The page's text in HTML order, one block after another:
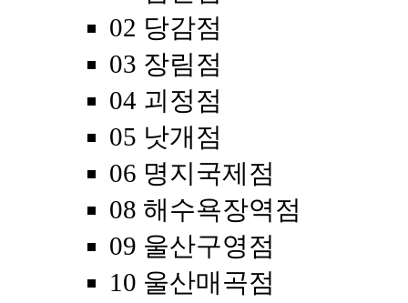
02 당감점
03 장림점
04 괴정점
05 낫개점
06 명지국제점
08 해수욕장역점
09 울산구영점
10 울산매곡점